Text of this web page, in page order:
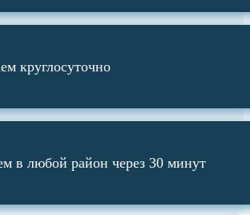
круглосуточно
в любой район через 30 минут